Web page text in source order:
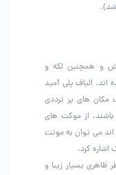
و همچنین لکه و
اند. الیاف پلی آمید
مکان های پر ترددی
از موکت های
می توان به موتت
اشاره کرد.
ظاهری بسیار زیبا و